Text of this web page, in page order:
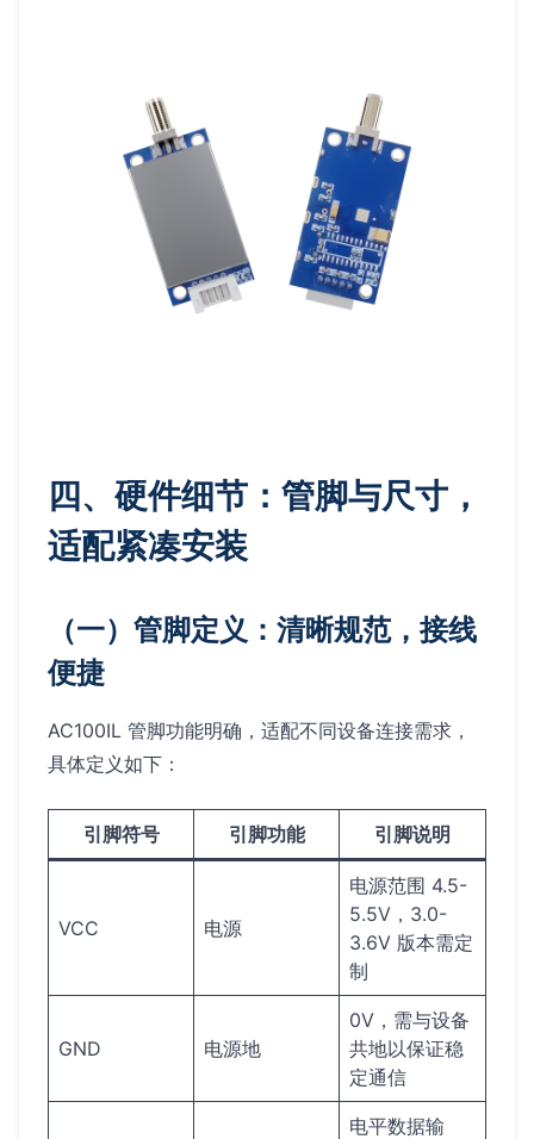
四、硬件细节：管脚与尺寸，
适配紧凑安装
（一）管脚定义：清晰规范，接线
便捷
AC100IL 管脚功能明确，适配不同设备连接需求，
具体定义如下：
引脚符号 引脚功能 引脚说明
VCC 电源
电源范围 4.5-
5.5V，3.0-
3.6V 版本需定
制
GND 电源地
0V，需与设备
共地以保证稳
定通信
电平数据输